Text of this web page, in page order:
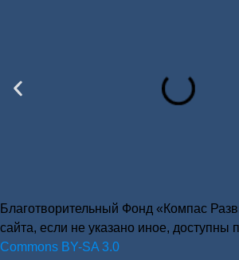
Благотворительный Фонд «Компас
сайта, если не указано иное, доступны
Commons BY-SA 3.0